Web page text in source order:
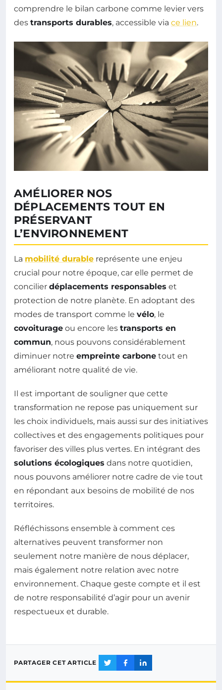
comprendre le bilan carbone comme levier vers
des transports durables, accessible via ce lien.
AMÉLIORER NOS
DÉPLACEMENTS TOUT EN
PRÉSERVANT
L’ENVIRONNEMENT
La mobilité durable représente une enjeu
crucial pour notre époque, car elle permet de
concilier déplacements responsables et
protection de notre planète. En adoptant des
modes de transport comme le vélo, le
covoiturage ou encore les transports en
commun, nous pouvons considérablement
diminuer notre empreinte carbone tout en
améliorant notre qualité de vie.
Il est important de souligner que cette
transformation ne repose pas uniquement sur
les choix individuels, mais aussi sur des initiatives
collectives et des engagements politiques pour
favoriser des villes plus vertes. En intégrant des
solutions écologiques dans notre quotidien,
nous pouvons améliorer notre cadre de vie tout
en répondant aux besoins de mobilité de nos
territoires.
Réfléchissons ensemble à comment ces
alternatives peuvent transformer non
seulement notre manière de nous déplacer,
mais également notre relation avec notre
environnement. Chaque geste compte et il est
de notre responsabilité d’agir pour un avenir
respectueux et durable.
PARTAGER CET ARTICLE